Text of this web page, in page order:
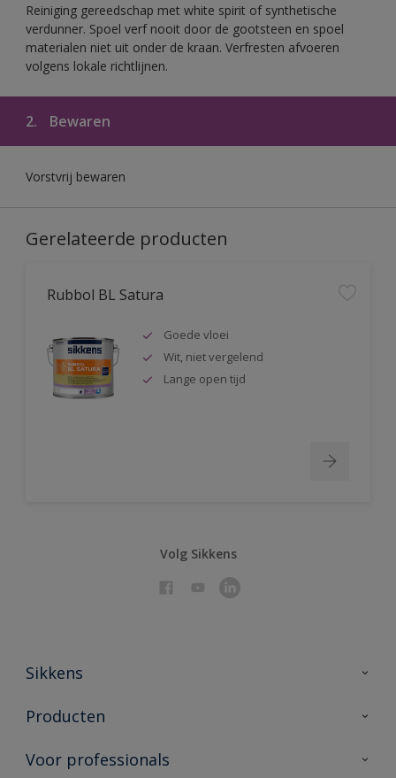
Reiniging gereedschap met white spirit of synthetische
verdunner. Spoel verf nooit door de gootsteen en spoel
materialen niet uit onder de kraan. Verfresten afvoeren
volgens lokale richtlijnen.
2. Bewaren
Vorstvrij bewaren
Gerelateerde producten
Rubbol BL Satura
Goede vloei
Wit, niet vergelend
Lange open tijd
Volg Sikkens
Sikkens
Over Sikkens
Duurzaamheid
Producten
Producten voor binnen
Voor professionals